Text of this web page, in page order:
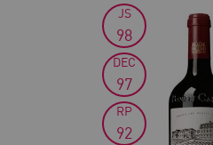
JS
98
DEC
97
RP
92